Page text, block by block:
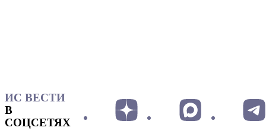
ИС ВЕСТИ
В
СОЦСЕТЯХ